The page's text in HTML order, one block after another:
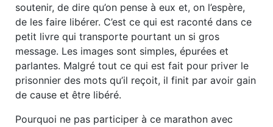
soutenir, de dire qu’on pense à eux et, on l’espère,
de les faire libérer. C’est ce qui est raconté dans ce
petit livre qui transporte pourtant un si gros
message. Les images sont simples, épurées et
parlantes. Malgré tout ce qui est fait pour priver le
prisonnier des mots qu’il reçoit, il finit par avoir gain
de cause et être libéré.
Pourquoi ne pas participer à ce marathon avec